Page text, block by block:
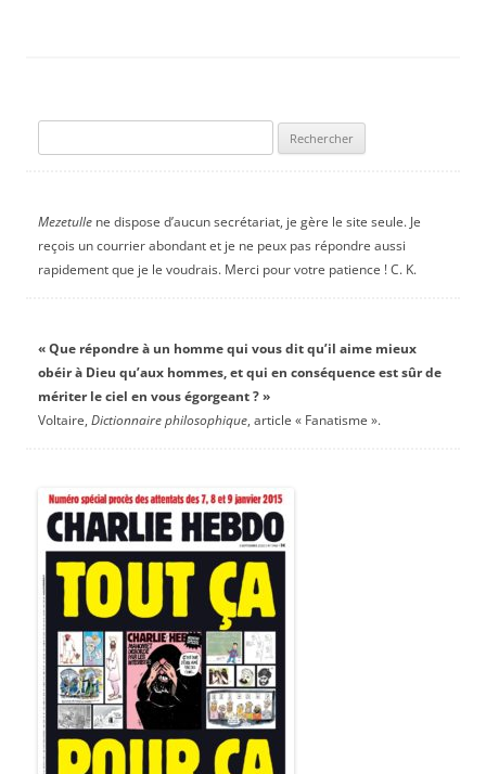
Mezetullene dispose d’aucun secrétariat, je gère le site seule. Je
reçois un courrier abondant et je ne peux pas répondre aussi
rapidement que je le voudrais. Merci pour votre patience ! C. K.
« Que répondre à un homme qui vous dit qu’il aime mieux
obéir à Dieu qu’aux hommes, et qui en conséquence est sûr de
mériter le ciel en vous égorgeant ? »
Voltaire, Dictionnaire philosophique, article « Fanatisme ».